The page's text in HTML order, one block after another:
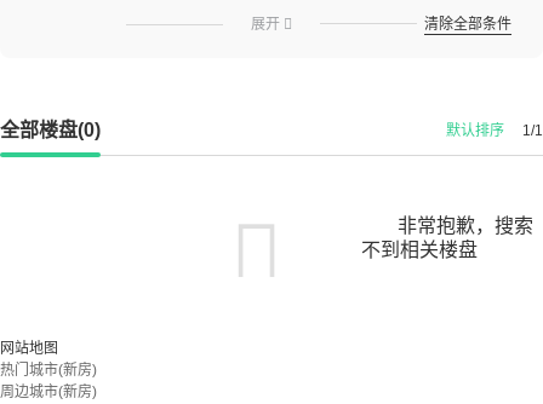
展开  清除全部条件
全部楼盘(0) 1/1
默认排序
非常抱歉，搜索
不到相关楼盘
网站地图
热门城市(新房)
周边城市(新房)